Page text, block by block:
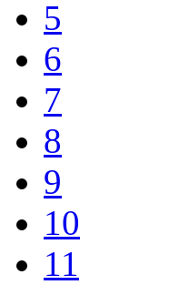
5
6
7
8
9
10
11